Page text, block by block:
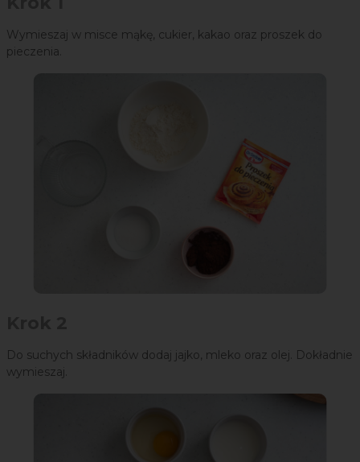
Wymieszaj w misce mąkę, cukier, kakao oraz proszek do
pieczenia.
Do suchych składników dodaj jajko, mleko oraz olej. Dokładnie
wymieszaj.